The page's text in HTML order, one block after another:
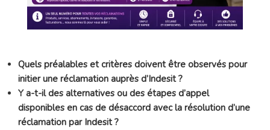
Quels préalables et critères doivent être observés pour
initier une réclamation auprès d’Indesit ?
Y a-t-il des alternatives ou des étapes d’appel
disponibles en cas de désaccord avec la résolution d’une
réclamation par Indesit ?